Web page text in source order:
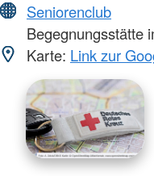
Seniorenclub
Begegnungsstätte
Karte: Link zur